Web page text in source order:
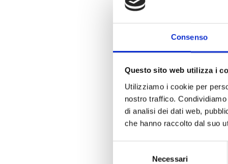
Consenso
Questo sito web utilizza i
Utilizziamo i cookie per
nostro traffico.
di analisi dei dati web,
che hanno raccolto dal suo
Necessari